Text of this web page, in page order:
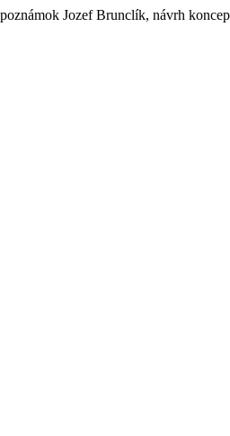
Jozef Brunclík, návrh